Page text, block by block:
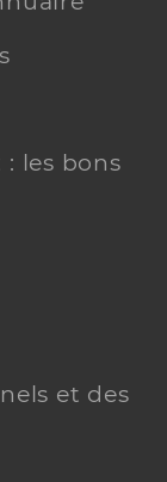
les bons
et des